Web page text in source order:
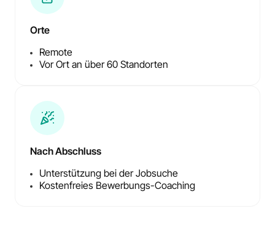
Orte
Remote
Vor Ort an über 60 Standorten
Nach Abschluss
Unterstützung bei der Jobsuche
Kostenfreies Bewerbungs-Coaching